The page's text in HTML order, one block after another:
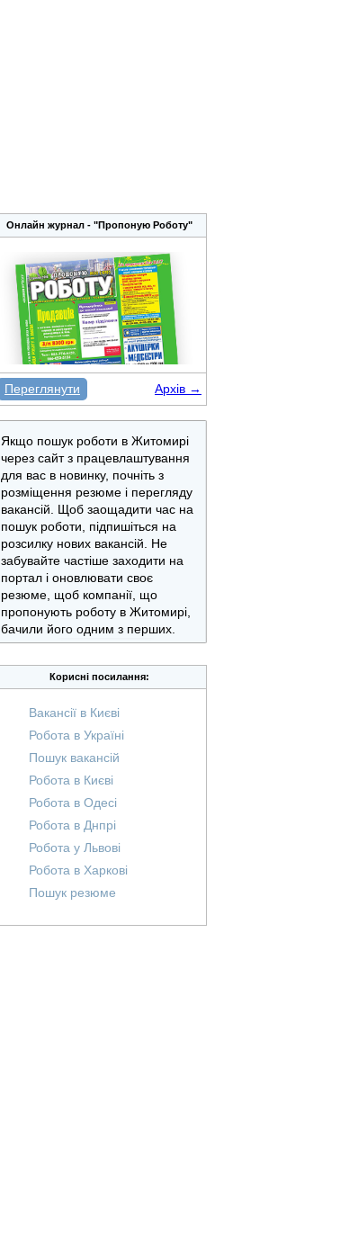
Онлайн журнал - "Пропоную Роботу"
Архів →
Переглянути
Якщо пошук роботи в Житомирі
через сайт з працевлаштування
для вас в новинку, почніть з
розміщення резюме і перегляду
вакансій. Щоб заощадити час на
пошук роботи, підпишіться на
розсилку нових вакансій. Не
забувайте частіше заходити на
портал і оновлювати своє
резюме, щоб компанії, що
пропонують роботу в Житомирі,
бачили його одним з перших.
Корисні посилання:
Вакансії в Києві
Робота в Україні
Пошук вакансій
Робота в Києві
Робота в Одесі
Робота в Днпрі
Робота у Львові
Робота в Харкові
Пошук резюме